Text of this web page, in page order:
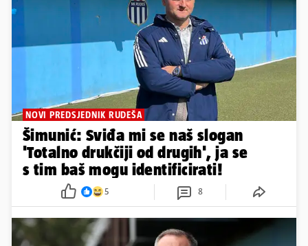
Siniša Oreščanin novi izbornik
hrvatske U-19 reprezentacije!
10 13